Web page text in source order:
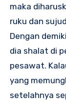
maka
ruku dan
Dengan
dia shalat di
pesawat.
yang
setelahnya